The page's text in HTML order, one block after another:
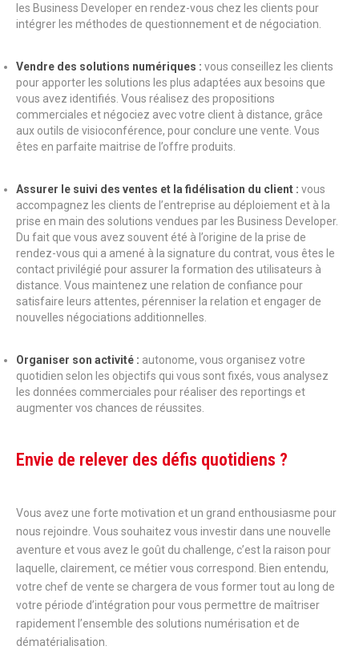
les Business Developer en rendez-vous chez les clients pour
intégrer les méthodes de questionnement et de négociation.
Vendre des solutions numériques : vous conseillez les clients
pour apporter les solutions les plus adaptées aux besoins que
vous avez identifiés. Vous réalisez des propositions
commerciales et négociez avec votre client à distance, grâce
aux outils de visioconférence, pour conclure une vente. Vous
êtes en parfaite maitrise de l’offre produits.
Assurer le suivi des ventes et la fidélisation du client : vous
accompagnez les clients de l’entreprise au déploiement et à la
prise en main des solutions vendues par les Business Developer.
Du fait que vous avez souvent été à l’origine de la prise de
rendez-vous qui a amené à la signature du contrat, vous êtes le
contact privilégié pour assurer la formation des utilisateurs à
distance. Vous maintenez une relation de confiance pour
satisfaire leurs attentes, pérenniser la relation et engager de
nouvelles négociations additionnelles.
Organiser son activité : autonome, vous organisez votre
quotidien selon les objectifs qui vous sont fixés, vous analysez
les données commerciales pour réaliser des reportings et
augmenter vos chances de réussites.
Envie de relever des défis quotidiens ?
Vous avez une forte motivation et un grand enthousiasme pour
nous rejoindre. Vous souhaitez vous investir dans une nouvelle
aventure et vous avez le goût du challenge, c’est la raison pour
laquelle, clairement, ce métier vous correspond. Bien entendu,
votre chef de vente se chargera de vous former tout au long de
votre période d’intégration pour vous permettre de maîtriser
rapidement l’ensemble des solutions numérisation et de
dématérialisation.